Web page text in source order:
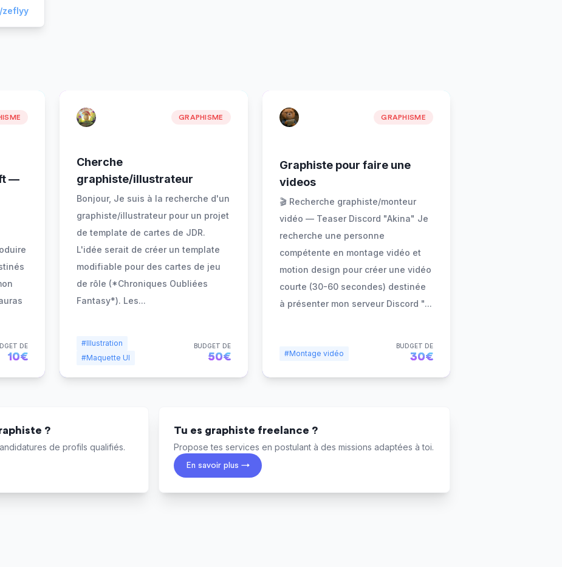
zeflyy
—
DE
10€
GRAPHISME
Cherche
graphiste/illustrateur
Bonjour, Je suis à la recherche d'un
graphiste/illustrateur pour un projet
de template de cartes de JDR.
L'idée serait de créer un template
modifiable pour des cartes de jeu
de rôle (*Chroniques Oubliées
Fantasy*). Les...
#Illustration
#Maquette UI
BUDGET DE
50€
GRAPHISME
Graphiste pour faire une
videos
🎬 Recherche graphiste/monteur
vidéo — Teaser Discord "Akina" Je
recherche une personne
compétente en montage vidéo et
motion design pour créer une vidéo
courte (30-60 secondes) destinée
à présenter mon serveur Discord "...
#Montage vidéo
BUDGET DE
30€
?
de profils qualifiés.
Tu es graphiste freelance ?
Propose tes services en postulant à des missions adaptées à toi.
En savoir plus →